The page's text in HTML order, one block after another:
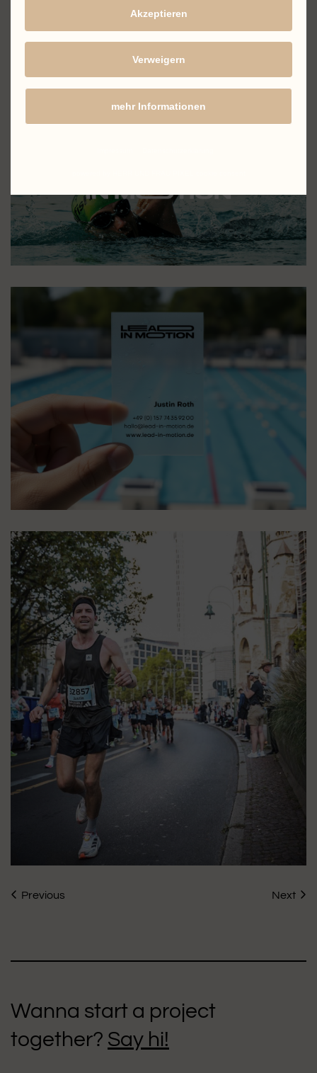
Previous Next
Wanna start a project
together? Say hi!
Akzeptieren
Verweigern
mehr Informationen